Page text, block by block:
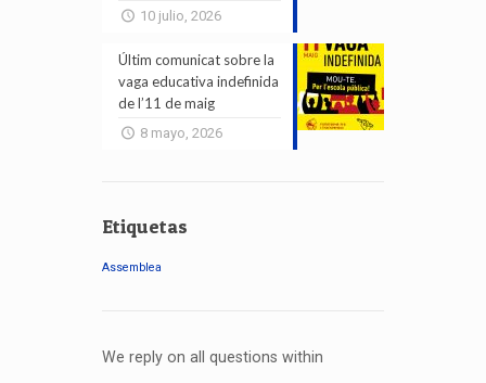
10 julio, 2026
Últim comunicat sobre la
vaga educativa indefinida
de l’11 de maig
8 mayo, 2026
Etiquetas
Assemblea
We reply on all questions within